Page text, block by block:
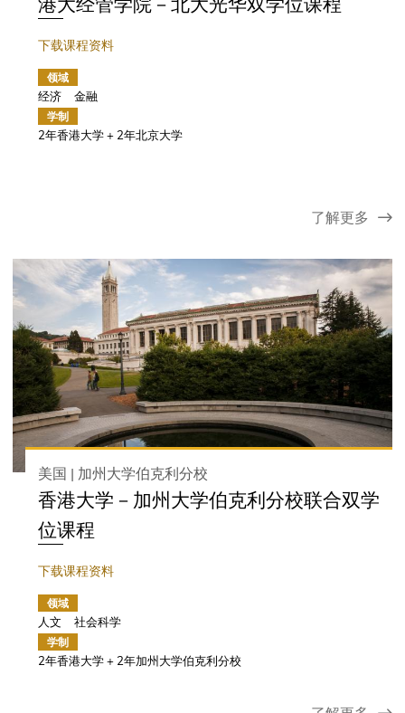
下载课程资料
领域
经济 金融
学制
2年香港大学 + 2年北京大学
了解更多
美国 | 加州大学伯克利分校
香港大学－加州大学伯克利分校联合双学
位课程
下载课程资料
领域
人文 社会科学
学制
2年香港大学 + 2年加州大学伯克利分校